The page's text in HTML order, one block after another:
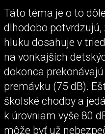
Táto téma je o to
dlhodobo
hluku dosahuje v
na vonkajších
dokonca
premávku (75 dB).
školské chodby a
k úrovniam vyše 80
môže byť už